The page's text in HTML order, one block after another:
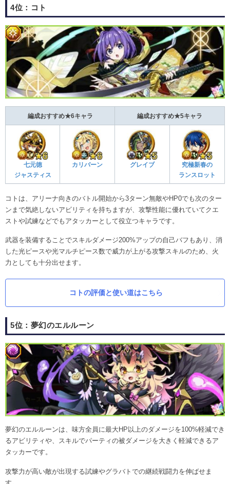
4位：コト
編成おすすめ★6キャラ 編成おすすめ★5キャラ
七元徳
ジャスティス
カリバーン グレイブ
究極新春の
ランスロット
コトは、アリーナ向きのバトル開始から3ターン無敵やHP0でも次のター
ンまで気絶しないアビリティを持ちますが、攻撃性能に優れていてクエ
ストや試練などでもアタッカーとして役立つキャラです。
武器を装備することでスキルダメージ200%アップの自己バフもあり、消
した光ピースや光マルチピース数で威力が上がる攻撃スキルのため、火
力としても十分出せます。
コトの評価と使い道はこちら
5位：夢幻のエルルーン
夢幻のエルルーンは、味方全員に最大HP以上のダメージを100%軽減でき
るアビリティや、スキルでパーティの被ダメージを大きく軽減できるア
タッカーです。
攻撃力が高い敵が出現する試練やグラバトでの継続戦闘力を伸ばせま